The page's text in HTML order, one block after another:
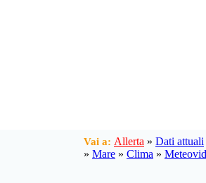
Vai a: Allerta » Dati attuali
» Mare » Clima » Meteovid